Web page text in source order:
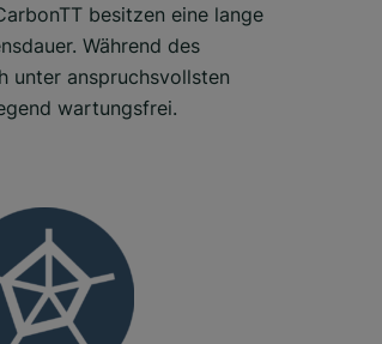
besitzen eine lange
Während des
unter anspruchsvollsten
wartungsfrei.